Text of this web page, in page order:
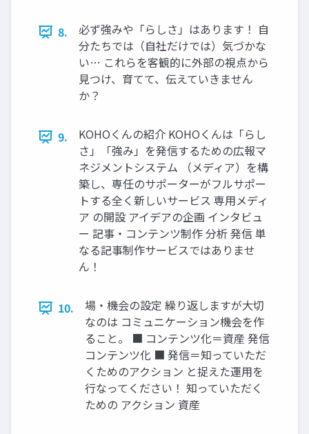
8.
必ず強みや「らしさ」はあります！ ⾃
分たちでは（⾃社だけでは）気づかな
い… これらを客観的に外部の視点から
⾒つけ、育てて、伝えていきません
か？
9.
KOHOくんの紹介 KOHOくんは「らし
さ」「強み」を発信するための広報マ
ネジメントシステム （メディア）を構
築し、専任のサポーターがフルサポー
トする全く新しいサービス 専⽤メディ
ア の開設 アイデアの企画 インタビュ
ー 記事‧コンテンツ制作 分析 発信 単
なる記事制作サービスではありませ
ん！
10.
場‧機会の設定 繰り返しますが⼤切
なのは コミュニケーション機会を作
ること。 ■ コンテンツ化＝資産 発信
コンテンツ化 ■ 発信＝知っていただ
くためのアクション と捉えた運⽤を
⾏なってください！ 知っていただく
ための アクション 資産